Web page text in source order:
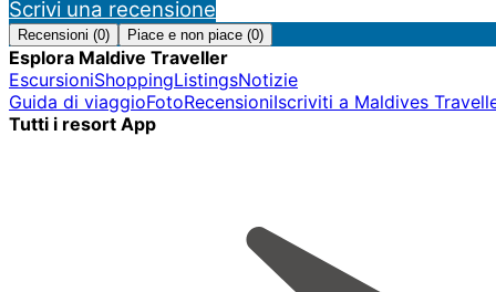
Scrivi una recensione
Recensioni (0) Piace e non piace (0)
Esplora Maldive Traveller
EscursioniShoppingListingsNotizie
Guida di viaggioFotoRecensioniIscriviti a Maldives
Tutti i resort App